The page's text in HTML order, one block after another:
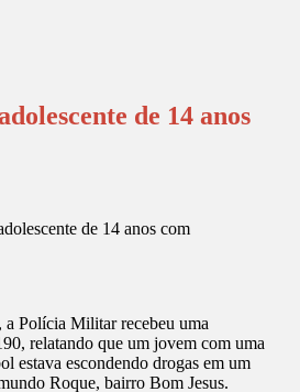
de 14 anos
a Polícia Militar recebeu uma
relatando que um jovem com uma
estava escondendo drogas em um
Roque, bairro Bom Jesus.